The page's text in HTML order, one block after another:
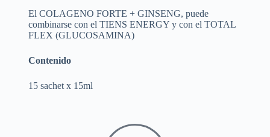
El COLAGENO FORTE + GINSENG, puede
combinarse con el TIENS ENERGY y con el TOTAL
FLEX (GLUCOSAMINA)
Contenido
15 sachet x 15ml